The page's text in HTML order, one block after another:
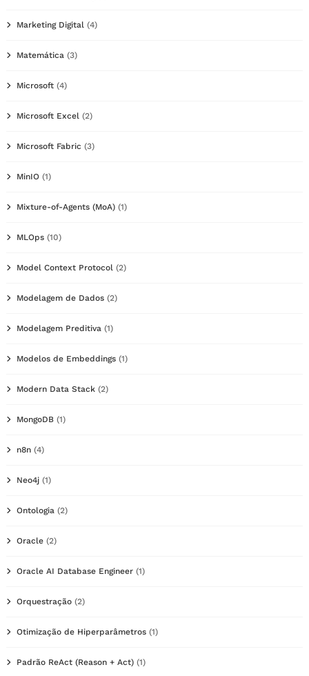
Marketing Digital (4)
Matemática (3)
Microsoft (4)
Microsoft Excel (2)
Microsoft Fabric (3)
MinIO (1)
Mixture-of-Agents (MoA) (1)
MLOps (10)
Model Context Protocol (2)
Modelagem de Dados (2)
Modelagem Preditiva (1)
Modelos de Embeddings (1)
Modern Data Stack (2)
MongoDB (1)
n8n (4)
Neo4j (1)
Ontologia (2)
Oracle (2)
Oracle AI Database Engineer (1)
Orquestração (2)
Otimização de Hiperparâmetros (1)
Padrão ReAct (Reason + Act) (1)